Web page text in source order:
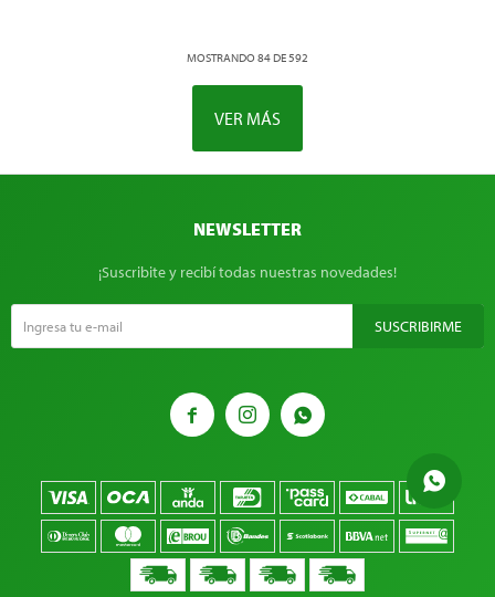
MOSTRANDO84DE592
VER MÁS
  
NEWSLETTER
¡Suscribite y recibí todas nuestras novedades!
SUSCRIBIRME